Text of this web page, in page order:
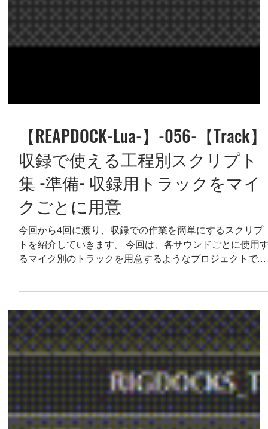
【REAPDOCK-Lua-】-056-【Track】
集 -準備- 収録用トラックをマイ
クごとに用意
今回から4回に渡り、収録での作業を簡単にするスクリプ
トを紹介していきます。 今回は、各サウンドごとに使用
るマイク別のトラックを用意するようなプロジェクトで、
トラックを簡単に作成するスクリプトになります。